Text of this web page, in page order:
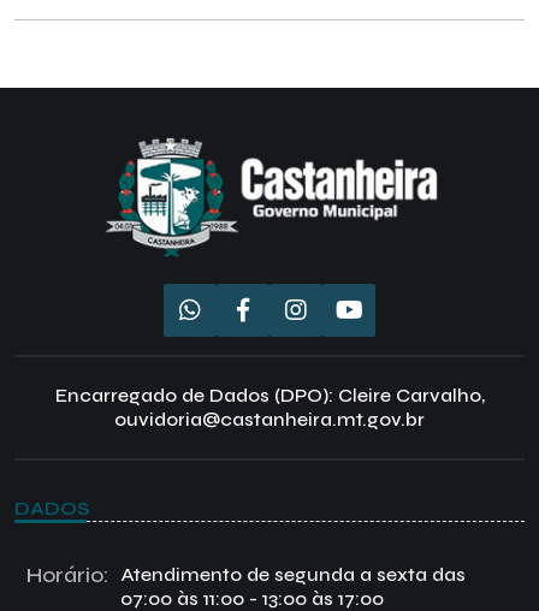
Encarregado de Dados (DPO): Cleire Carvalho,
ouvidoria@castanheira.mt.gov.br
DADOS
Horário:
Atendimento de segunda a sexta das
07:00 às 11:00 - 13:00 às 17:00